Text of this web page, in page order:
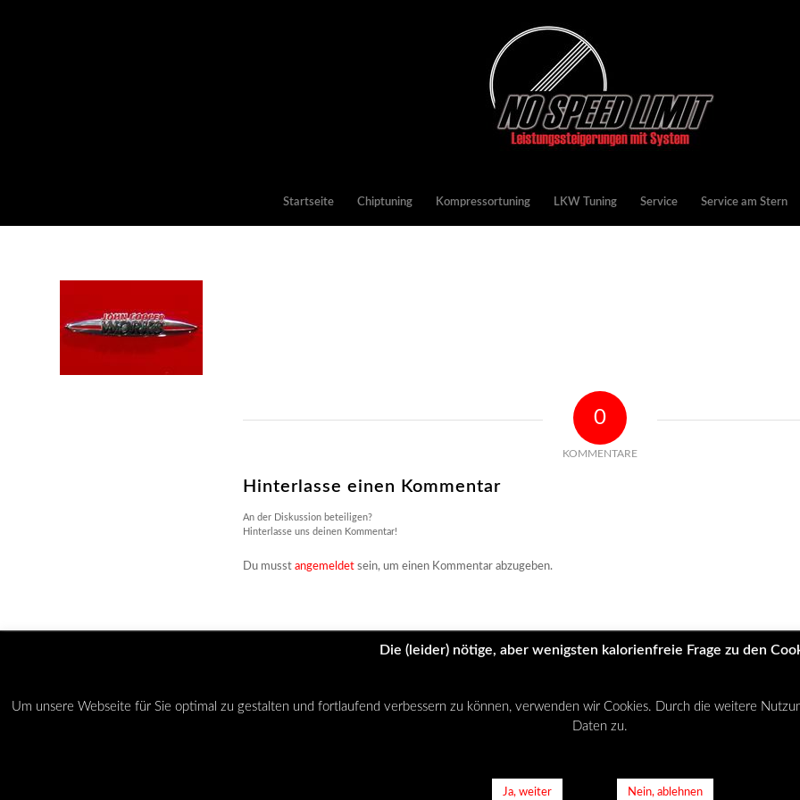
Startseite Chiptuning Kompressortuning LKW Tuning Service Service am Stern
0
KOMMENTARE
Hinterlasse einen Kommentar
An der Diskussion beteiligen?
Hinterlasse uns deinen Kommentar!
Du musst angemeldet sein, um einen Kommentar abzugeben.
Die (leider) nötige, aber wenigsten kalorienfreie Frage zu den
Um unsere Webseite für Sie optimal zu gestalten und fortlaufend verbessern zu können, verwenden wir Cookies. Durch die weitere
Daten zu.
Ja, weiter Nein, ablehnen